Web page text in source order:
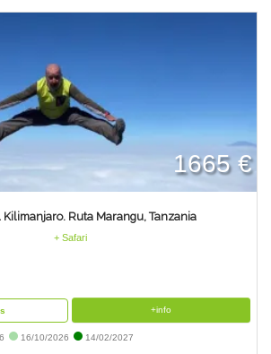
1665 €
Kilimanjaro. Ruta Marangu, Tanzania
+ Safari
+info
16/10/2026 14/02/2027